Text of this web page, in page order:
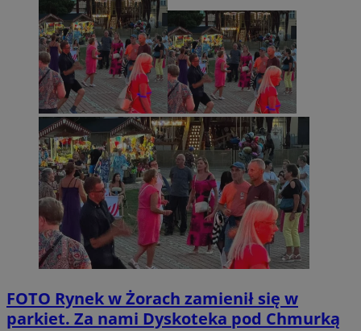
FOTO Rynek w Żorach zamienił się w
parkiet. Za nami Dyskoteka pod Chmurką